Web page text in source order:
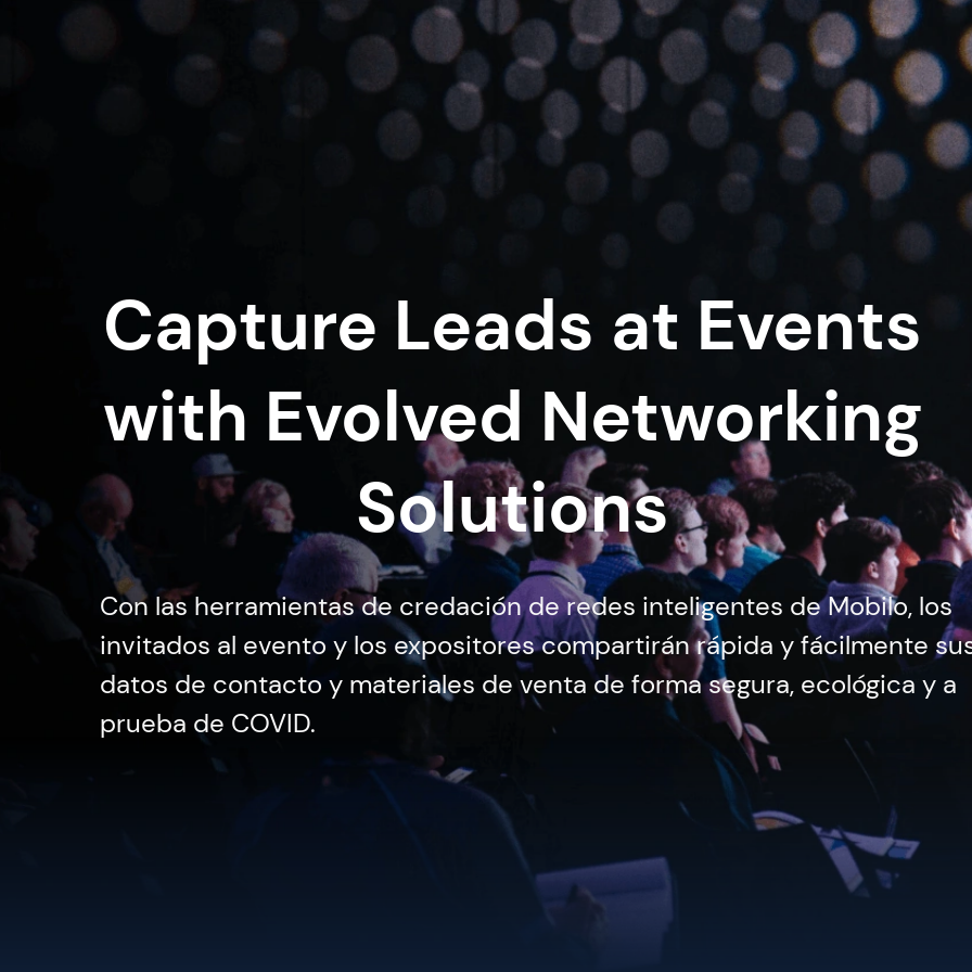
Capture Leads at Events
with Evolved Networking
Solutions
Con las herramientas de credación de redes inteligentes de Mobilo, los
invitados al evento y los expositores compartirán rápida y fácilmente
datos de contacto y materiales de venta de forma segura, ecológica y a
prueba de COVID.